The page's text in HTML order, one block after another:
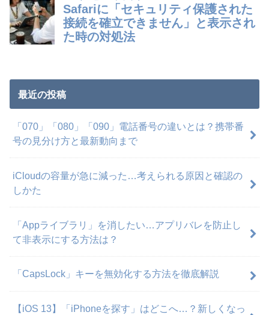
最近の投稿
「070」「080」「090」電話番号の違いとは？携帯番
号の見分け方と最新動向まで
iCloudの容量が急に減った…考えられる原因と確認の
しかた
「Appライブラリ」を消したい…アプリバレを防止し
て非表示にする方法は？
「CapsLock」キーを無効化する方法を徹底解説
【iOS 13】「iPhoneを探す」はどこへ…？新しくなっ